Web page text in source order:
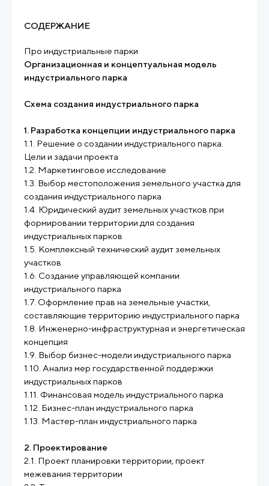
СОДЕРЖАНИЕ
Про индустриальные парки
Организационная и концептуальная модель
индустриального парка
Схема создания индустриального парка
1. Разработка концепции индустриального парка
1.1. Решение о создании индустриального парка.
Цели и задачи проекта
1.2. Маркетинговое исследование
1.3. Выбор местоположения земельного участка для
создания индустриального парка
1.4. Юридический аудит земельных участков при
формировании территории для создания
индустриальных парков
1.5. Комплексный технический аудит земельных
участков
1.6. Создание управляющей компании
индустриального парка
1.7. Оформление прав на земельные участки,
составляющие территорию индустриального парка
1.8. Инженерно-инфраструктурная и энергетическая
концепция
1.9. Выбор бизнес-модели индустриального парка
1.10. Анализ мер государственной поддержки
индустриальных парков
1.11. Финансовая модель индустриального парка
1.12. Бизнес-план индустриального парка
1.13. Мастер-план индустриального парка
2. Проектирование
2.1. Проект планировки территории, проект
межевания территории